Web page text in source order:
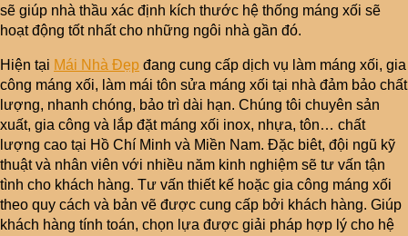
sẽ giúp nhà thầu xác định kích thước hệ thống máng xối sẽ
hoạt động tốt nhất cho những ngôi nhà gần đó.
Hiện tại Mái Nhà Đẹp đang cung cấp dịch vụ làm máng xối, gia
công máng xối, làm mái tôn sửa máng xối tại nhà đảm bảo chất
lượng, nhanh chóng, bảo trì dài hạn. Chúng tôi chuyên sản
xuất, gia công và lắp đặt máng xối inox, nhựa, tôn… chất
lượng cao tại Hồ Chí Minh và Miền Nam. Đặc biêt, đội ngũ kỹ
thuật và nhân viên với nhiều năm kinh nghiệm sẽ tư vấn tận
tình cho khách hàng. Tư vấn thiết kế hoặc gia công máng xối
theo quy cách và bản vẽ được cung cấp bởi khách hàng. Giúp
khách hàng tính toán, chọn lựa được giải pháp hợp lý cho hệ